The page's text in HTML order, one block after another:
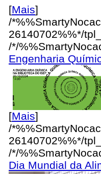
[Mais]
/
26140702%%*/
/*/
Engenharia
[Mais]
/
26140702%%*/
/*/
Dia Mundial da